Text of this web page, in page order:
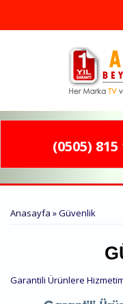
(0505)
BURADASINIZ
Anasayfa » Güvenlik
Garantili Ürünlere